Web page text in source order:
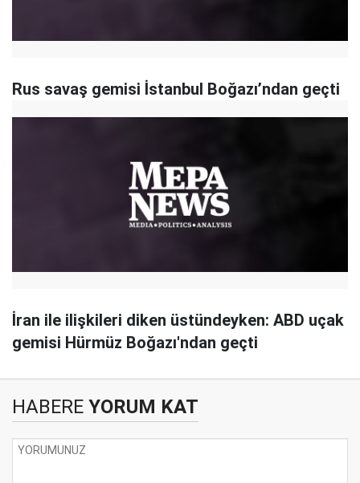
Rus savaş gemisi İstanbul Boğazı’ndan geçti
İran ile ilişkileri diken üstündeyken: ABD uçak
gemisi Hürmüz Boğazı'ndan geçti
HABERE YORUM KAT